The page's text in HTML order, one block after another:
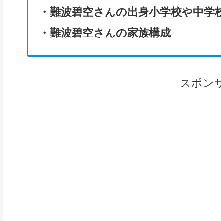
・難波碧空さんの出身小学校や中学
・難波碧空さんの家族構成
スポン